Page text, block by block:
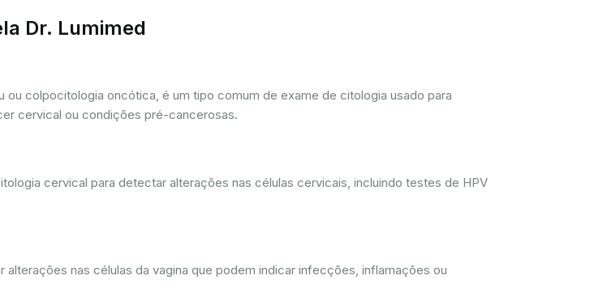
Dr. Lumimed
colpocitologia oncótica, é um tipo comum de exame de citologia usado para
cervical ou condições pré-cancerosas.
cervical para detectar alterações nas células cervicais, incluindo testes de HPV
nas células da vagina que podem indicar infecções, inflamações ou